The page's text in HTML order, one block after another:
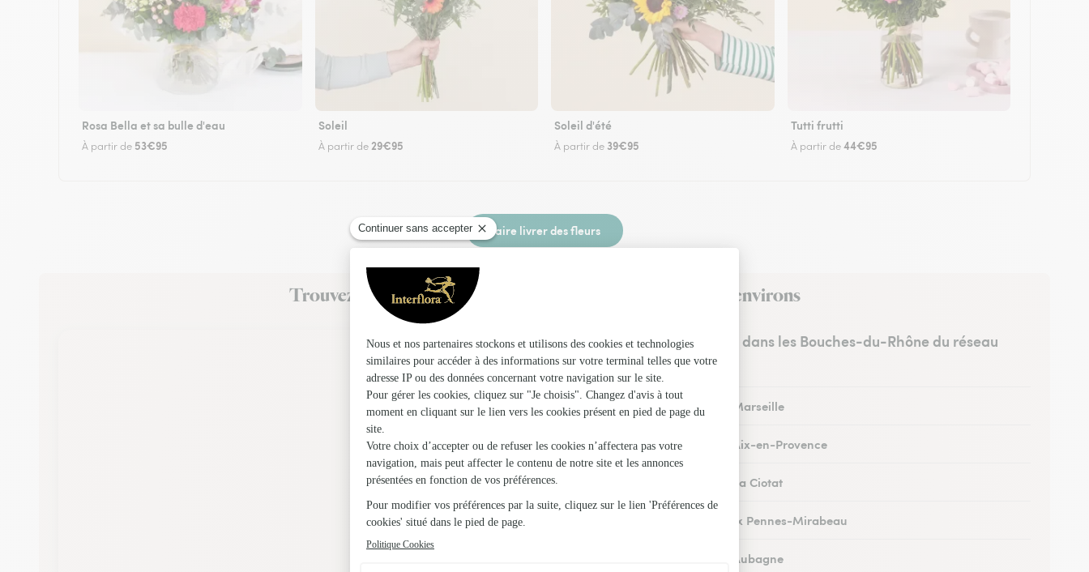
Rosa Bella et sa bulle d'eau
À partir de 53€95
Soleil
À partir de 29€95
Soleil d'été
À partir de 39€95
Tutti frutti
À partir de44€95
Faire livrer des fleurs
Trouvez un fleuriste Interflora à Bouc-Bel-Air et dans ses environs
Les fleuristes dans les Bouches-du-Rhône du réseau
Interflora
Fleuristes à Marseille
Fleuristes à Aix-en-Provence
Fleuristes à La Ciotat
Fleuristes aux Pennes-Mirabeau
Fleuristes à Aubagne